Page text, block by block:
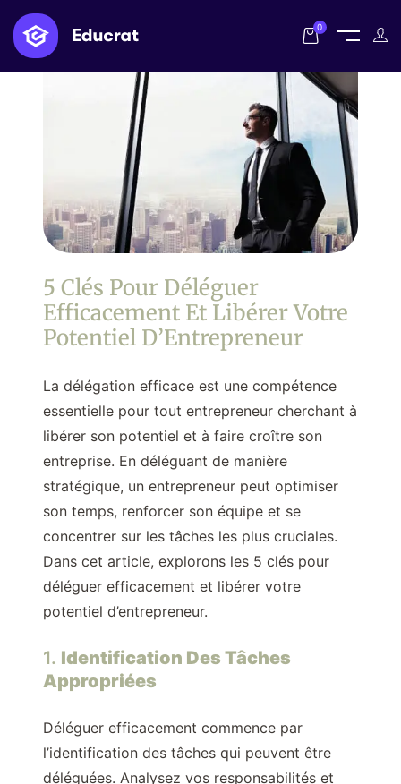
0
5 Clés Pour Déléguer
Efficacement Et Libérer Votre
Potentiel D’Entrepreneur
La délégation efficace est une compétence
essentielle pour tout entrepreneur cherchant à
libérer son potentiel et à faire croître son
entreprise. En déléguant de manière
stratégique, un entrepreneur peut optimiser
son temps, renforcer son équipe et se
concentrer sur les tâches les plus cruciales.
Dans cet article, explorons les 5 clés pour
déléguer efficacement et libérer votre
potentiel d’entrepreneur.
1. Identification Des Tâches
Appropriées
Déléguer efficacement commence par
l’identification des tâches qui peuvent être
déléguées. Analysez vos responsabilités et